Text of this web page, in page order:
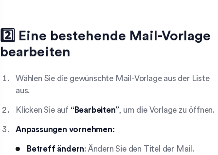
2️⃣ Eine bestehende Mail-Vorlage
bearbeiten
Wählen Sie die gewünschte Mail-Vorlage aus der Liste
aus.
Klicken Sie auf “Bearbeiten”, um die Vorlage zu öffnen.
Anpassungen vornehmen:
Betreff ändern: Ändern Sie den Titel der Mail.